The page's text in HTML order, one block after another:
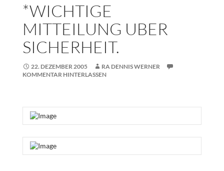
*WICHTIGE
MITTEILUNG UBER
SICHERHEIT.
22. DEZEMBER 2005
RA DENNIS WERNER
KOMMENTAR HINTERLASSEN